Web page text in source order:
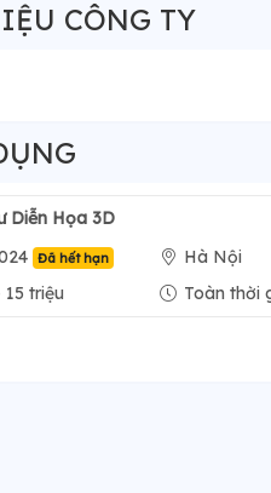
CÔNG TY
Diễn Họa 3D
Đã hết hạn
Hà Nội
15 triệu
Toàn thời